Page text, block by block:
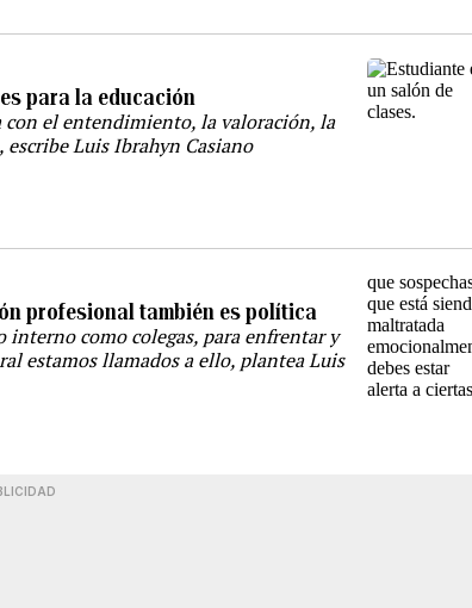
para la educación
el entendimiento, la valoración, la
Luis Ibrahyn Casiano
profesional también es política
interno como colegas, para enfrentar y
estamos llamados a ello, plantea Luis